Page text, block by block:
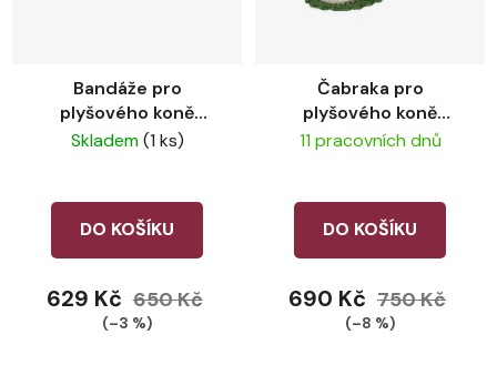
Bandáže pro
plyšového koně
LeMieux Azure
Skladem(1 ks)
DO KOŠÍKU
629 Kč 650 Kč
(–3 %)
Čabraka pro
plyšového koně
LeMieux Hunter
11 pracovních dnů
DO KOŠÍKU
690 Kč 750 Kč
(–8 %)